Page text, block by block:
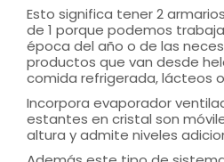
Esto significa tener 2
de 1 porque podemos
época del año o de las
productos que van desde
comida refrigerada, lácteos
Incorpora evaporador
estantes en cristal son
altura y admite niveles